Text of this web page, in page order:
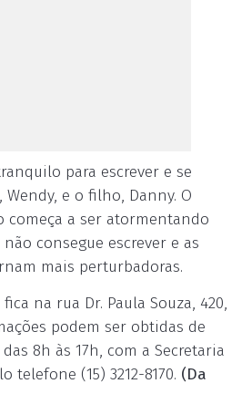
para escrever e se
e o filho, Danny. O
começa a ser atormentando
consegue escrever e as
mais perturbadoras.
na rua Dr. Paula Souza, 420,
podem ser obtidas de
8h às 17h, com a Secretaria
telefone (15) 3212-8170. (Da